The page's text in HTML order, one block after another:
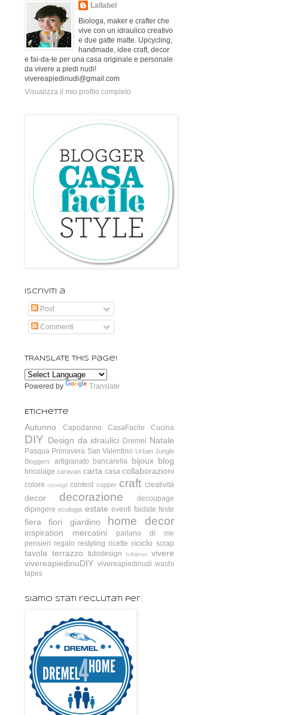
Lallabel
Biologa, maker e crafter che
vive con un idraulico creativo
e due gatte matte. Upcycling,
handmade, idee craft, decor
e fai-da-te per una casa originale e personale
da vivere a piedi nudi!
vivereapiedinudi@gmail.com
Visualizza il mio profilo completo
Iscriviti a
Post
Commenti
TRANSLATE this page!
Powered by Translate
Etichette
Autunno Capodanno CasaFacile Cucina
DIY Design da idraulici Dremel Natale
Pasqua Primavera San Valentino Urban Jungle
Bloggers
artigianato bancarella bijoux blog
bricolage caravan carta casa collaborazioni
colore consigli contest copper craft creatività
decor decorazione
decoupage
dipingere ecologia estate eventi faidate feste
fiera fiori giardino home decor
inspiration mercatini
parlano di me
pensieri regalo restyling ricette riciclo scrap
tavola terrazzo tubidesign tubijoux
vivere
vivereapiedinuDIY vivereapiedinudi washi
tapes
Siamo stati reclutati per: